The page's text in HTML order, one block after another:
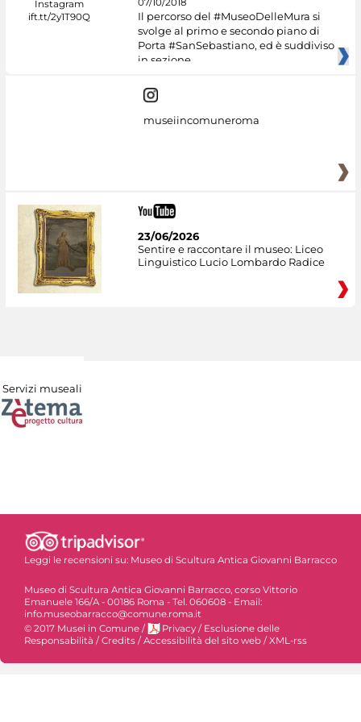
Il percorso del #MuseoDelleMura si
svolge al primo e secondo piano di
Porta #SanSebastiano, ed è suddiviso
in sezione
museiincomuneroma
23/06/2026
Sentire e raccontare il museo: Liceo
Linguistico Lucio Lombardo Radice
Servizi museali
Leggi le recensioni su: Museo di Scultura Antica Giovanni Barracco
Museo di Scultura Antica Giovanni Barracco, corso Vittorio
Emanuele 166/A - 00186 Roma - Tel. 060608 - Email:
info.museobarracco@comune.roma.it
© 2017 Musei in Comune / Privacy / Esclusione delle
Responsabilità /Credits /Accessibilità del sito web /XML-rss